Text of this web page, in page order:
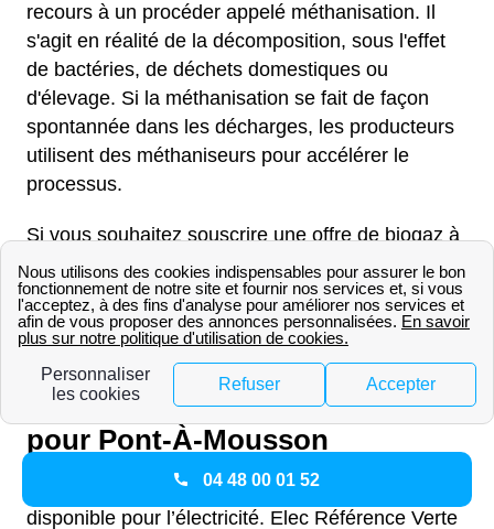
recours à un procéder appelé méthanisation. Il
s'agit en réalité de la décomposition, sous l'effet
de bactéries, de déchets domestiques ou
d'élevage. Si la méthanisation se fait de façon
spontannée dans les décharges, les producteurs
utilisent des méthaniseurs pour accélérer le
processus.
Si vous souhaitez souscrire une offre de biogaz à
Pont-À-Mousson, vous devez comparer les
fournisseurs qui en proposent. Le biogaz étant
encore en plein développement, les offres ne sont
pas encore démocratisées.
Les contrats d'électricité Engie
pour Pont-À-Mousson
à Pont-À-Mousson, en ce moment, il y a une offre
disponible pour l’électricité. Elec Référence Verte
04 48 00 01 52